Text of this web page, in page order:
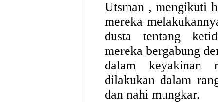
Utsman , mengikuti
mereka
dusta tentang
mereka bergabung
dalam keyakinan
dilakukan dalam
dan nahi mungkar.